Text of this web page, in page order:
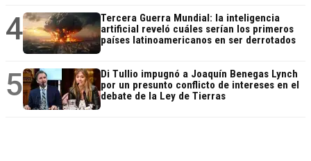
4
Tercera Guerra Mundial: la inteligencia
artificial reveló cuáles serían los primeros
países latinoamericanos en ser derrotados
5
Di Tullio impugnó a Joaquín Benegas Lynch
por un presunto conflicto de intereses en el
debate de la Ley de Tierras